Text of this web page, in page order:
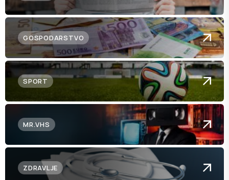
GOSPODARSTVO
SPORT
MR.VHS
ZDRAVLJE